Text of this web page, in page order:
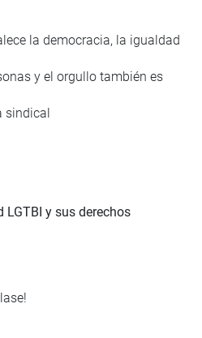
la democracia, la igualdad
y el orgullo también es
sindical
LGTBI y sus derechos